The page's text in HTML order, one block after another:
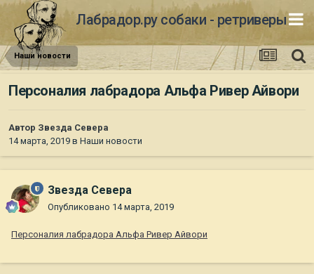
Лабрадор.ру собаки - ретриверы
Наши новости
Персоналия лабрадора Альфа Ривер Айвори
Автор Звезда Севера
14 марта, 2019 в Наши новости
Звезда Севера
Опубликовано 14 марта, 2019
Персоналия лабрадора Альфа Ривер Айвори